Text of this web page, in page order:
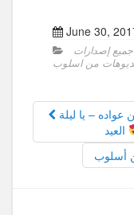
June 30,
إصدارات
من اسلوب